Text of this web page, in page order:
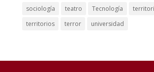
sociología
teatro Tecnología
territorios
terror universidad